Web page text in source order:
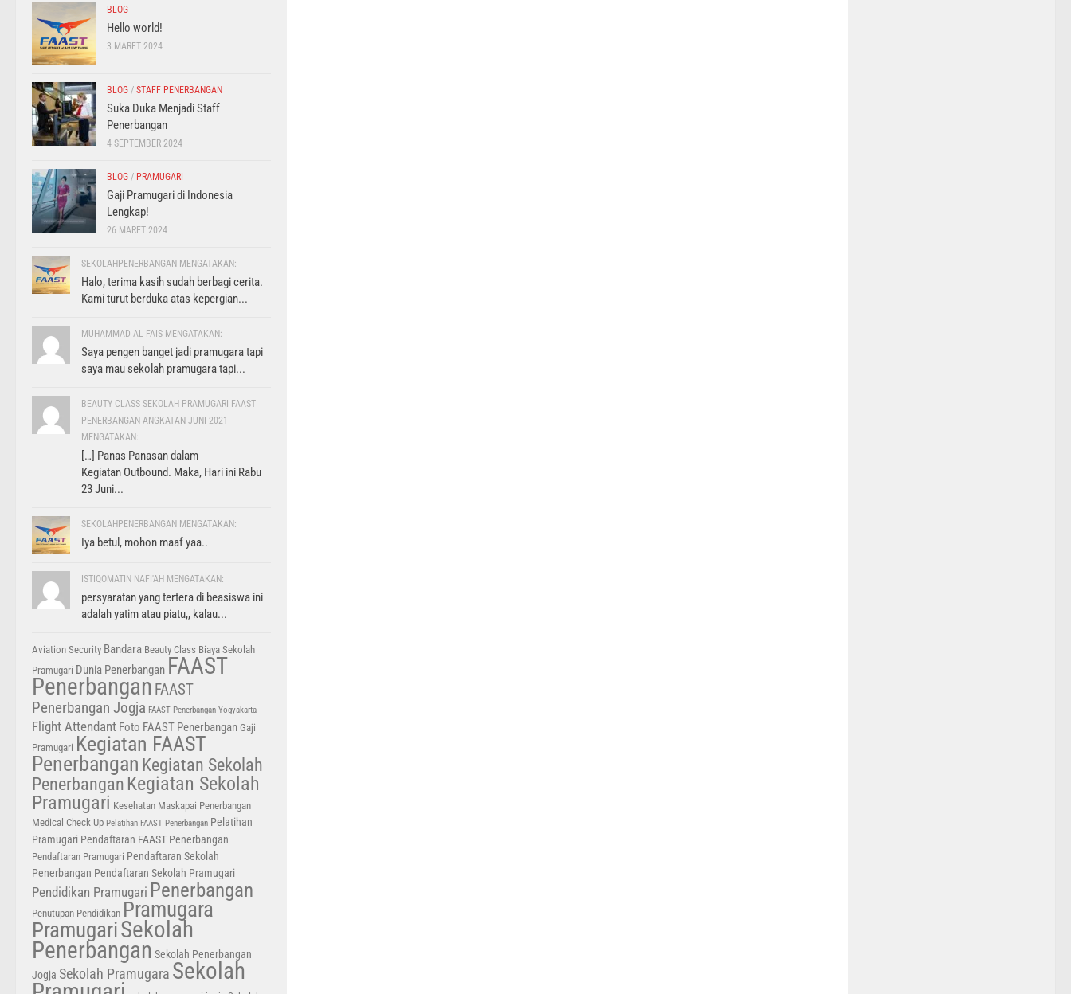
BLOG
Hello world!
3 MARET 2024
BLOG / STAFF PENERBANGAN
Suka Duka Menjadi Staff
Penerbangan
4 SEPTEMBER 2024
BLOG / PRAMUGARI
Gaji Pramugari di Indonesia
Lengkap!
26 MARET 2024
SEKOLAHPENERBANGAN MENGATAKAN:
Halo, terima kasih sudah berbagi cerita.
Kami turut berduka atas kepergian...
MUHAMMAD AL FAIS MENGATAKAN:
Saya pengen banget jadi pramugara tapi
saya mau sekolah pramugara tapi...
BEAUTY CLASS SEKOLAH PRAMUGARI FAAST
PENERBANGAN ANGKATAN JUNI 2021
MENGATAKAN:
[…] Panas Panasan dalam
Kegiatan Outbound. Maka, Hari ini Rabu
23 Juni...
SEKOLAHPENERBANGAN MENGATAKAN:
Iya betul, mohon maaf yaa..
ISTIQOMATIN NAFI'AH MENGATAKAN:
persyaratan yang tertera di beasiswa ini
adalah yatim atau piatu,, kalau...
Aviation Security Bandara Beauty Class Biaya Sekolah
Pramugari Dunia Penerbangan FAAST
Penerbangan FAAST
Penerbangan Jogja FAAST Penerbangan Yogyakarta
Flight Attendant Foto FAAST Penerbangan Gaji
Pramugari Kegiatan FAAST
Penerbangan Kegiatan Sekolah
Penerbangan Kegiatan Sekolah
Pramugari Kesehatan Maskapai Penerbangan
Medical Check Up Pelatihan FAAST Penerbangan Pelatihan
Pramugari Pendaftaran FAAST Penerbangan
Pendaftaran Pramugari Pendaftaran Sekolah
Penerbangan Pendaftaran Sekolah Pramugari
Pendidikan Pramugari Penerbangan
Penutupan Pendidikan Pramugara
PramugariSekolah
Penerbangan Sekolah Penerbangan
Jogja Sekolah Pramugara Sekolah